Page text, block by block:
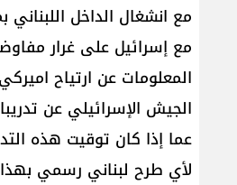
مع انشغال الداخل
مع إسرائيل على غرار
المعلومات عن ارتياح
الجيش الإسرائيلي عن
عما إذا كان توقيت هذه
لأي طرح لبناني رسمي